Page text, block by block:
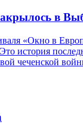
в
«Окно в
история
чеченской